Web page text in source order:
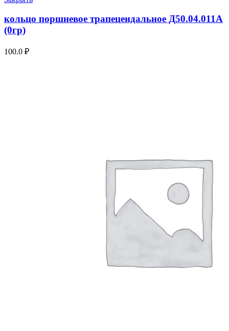
кольцо поршневое трапецеидальное Д50.04.011А
(0гр)
100.0 ₽